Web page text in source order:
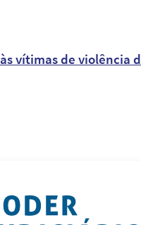
vítimas de violência